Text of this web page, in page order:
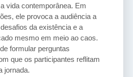
vida contemporânea. Em
ele provoca a audiência a
da existência e a
mesmo em meio ao caos.
formular perguntas
que os participantes reflitam
jornada.